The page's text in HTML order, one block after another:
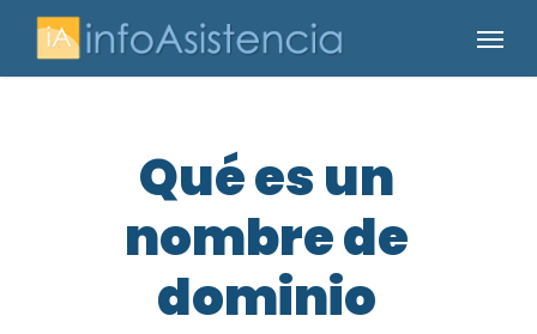
main
content
Menu
Qué es un
nombre de
dominio